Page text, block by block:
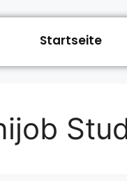
Startseite